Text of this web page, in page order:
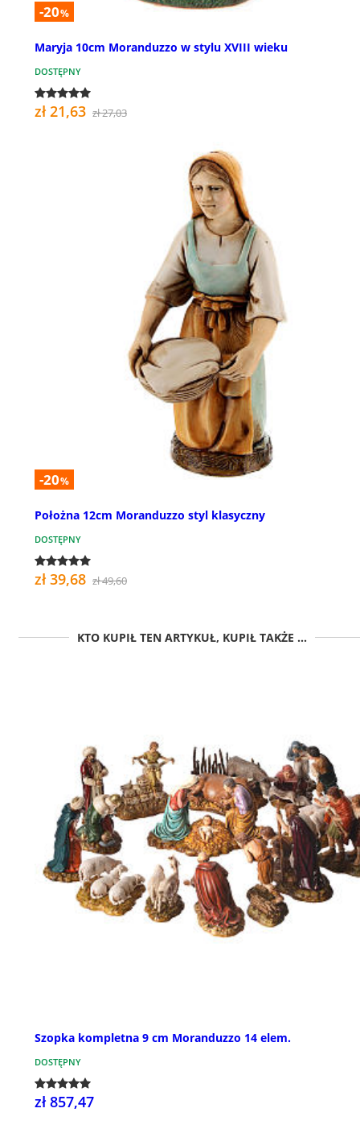
-20%
Maryja 10cm Moranduzzo w stylu XVIII wieku
DOSTĘPNY
zł 21,63 zł 27,03
-20%
Położna 12cm Moranduzzo styl klasyczny
DOSTĘPNY
zł 39,68 zł 49,60
KTO KUPIŁ TEN ARTYKUŁ, KUPIŁ TAKŻE ...
Szopka kompletna 9 cm Moranduzzo 14 elem.
DOSTĘPNY
zł 857,47